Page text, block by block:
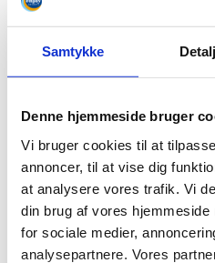
Samtykke
Denne hjemmeside bruger
Vi bruger cookies til at
annoncer, til at vise dig
at analysere vores trafik. Vi
din brug af vores
for sociale medier,
analysepartnere. Vores
Ophold – forkælelse og
Golfophold
Moderne ferieboliger – med
Til 4 gæster
Til 8 gæster
Golf i topklasse
Baneguide